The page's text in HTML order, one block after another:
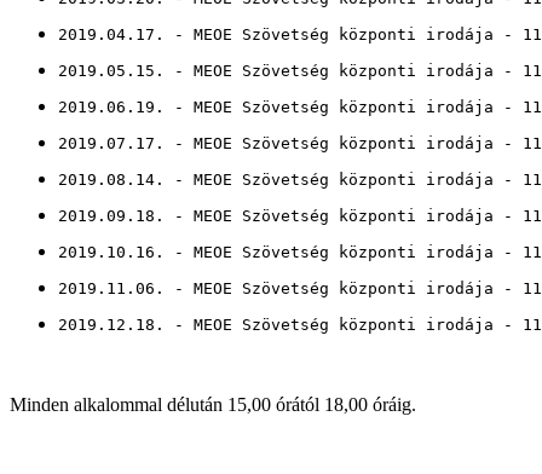
2019.04.17. - MEOE Szövetség központi irodája -
2019.05.15. - MEOE Szövetség központi irodája -
2019.06.19. - MEOE Szövetség központi irodája -
2019.07.17. - MEOE Szövetség központi irodája -
2019.08.14. - MEOE Szövetség központi irodája -
2019.09.18. - MEOE Szövetség központi irodája -
2019.10.16. - MEOE Szövetség központi irodája -
2019.11.06. - MEOE Szövetség központi irodája -
2019.12.18. - MEOE Szövetség központi irodája -
Minden alkalommal délután 15,00 órától 18,00 óráig.